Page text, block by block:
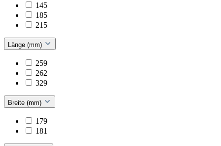
145
185
215
Länge (mm)
259
262
329
Breite (mm)
179
181